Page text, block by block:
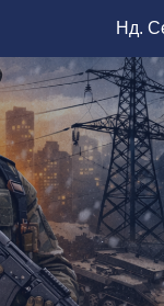
вмісту
Нд.